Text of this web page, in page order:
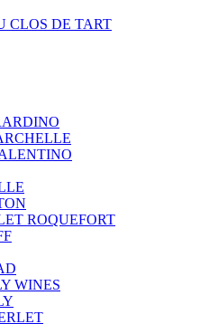
CLOS DE TART
ROQUEFORT
WINES